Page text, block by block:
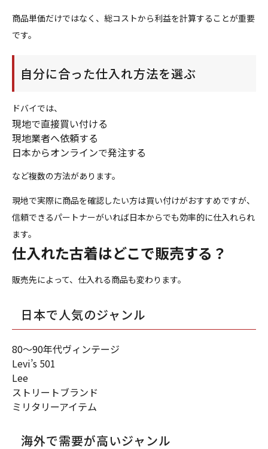
商品単価だけではなく、総コストから利益を計算することが重要
です。
自分に合った仕入れ方法を選ぶ
ドバイでは、
現地で直接買い付ける
現地業者へ依頼する
日本からオンラインで発注する
など複数の方法があります。
現地で実際に商品を確認したい方は買い付けがおすすめですが、
信頼できるパートナーがいれば日本からでも効率的に仕入れられ
ます。
仕入れた古着はどこで販売する？
販売先によって、仕入れる商品も変わります。
日本で人気のジャンル
80〜90年代ヴィンテージ
Levi’s 501
Lee
ストリートブランド
ミリタリーアイテム
海外で需要が高いジャンル